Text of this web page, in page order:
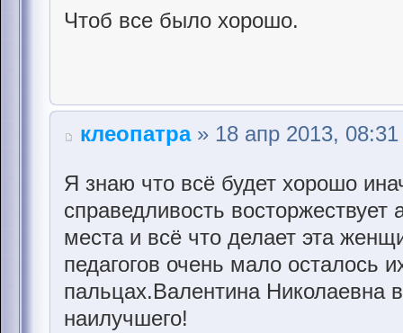
Чтоб все было хорошо.
клеопатра» 18 апр 2013, 08:31
Я знаю что всё будет хорошо
справедливость
места и всё что делает эта
педагогов очень мало осталось
пальцах.Валентина Николаевна
наилучшего!